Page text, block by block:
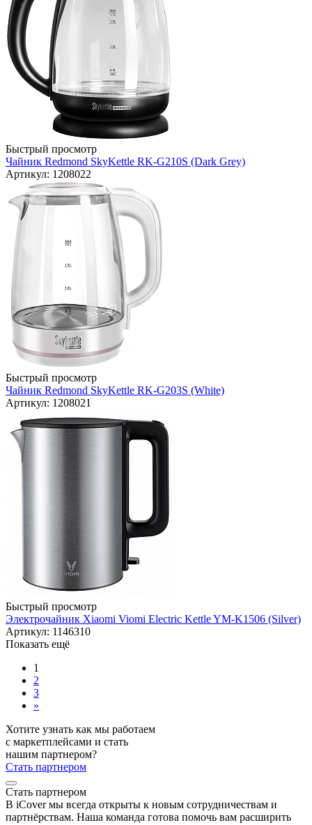
Быстрый просмотр
Чайник Redmond SkyKettle RK-G210S (Dark Grey)
Артикул: 1208022
Быстрый просмотр
Чайник Redmond SkyKettle RK-G203S (White)
Артикул: 1208021
Быстрый просмотр
Электрочайник Xiaomi Viomi Electric Kettle YM-K1506 (Silver)
Артикул: 1146310
Показать ещё
1
2
3
»
Хотите узнать как мы работаем
с маркетплейсами и стать
нашим партнером?
Стать партнером
Стать партнером
В iCover мы всегда открыты к новым сотрудничествам и
партнёрствам. Наша команда готова помочь вам расширить